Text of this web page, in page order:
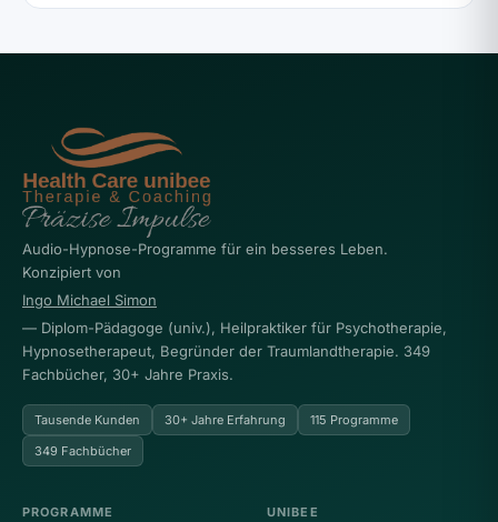
Audio-Hypnose-Programme für ein besseres Leben.
Konzipiert von
Ingo Michael Simon
— Diplom-Pädagoge (univ.), Heilpraktiker für Psychotherapie,
Hypnosetherapeut, Begründer der Traumlandtherapie. 349
Fachbücher, 30+ Jahre Praxis.
Tausende Kunden 30+ Jahre Erfahrung
115 Programme
349 Fachbücher
PROGRAMME UNIBEE